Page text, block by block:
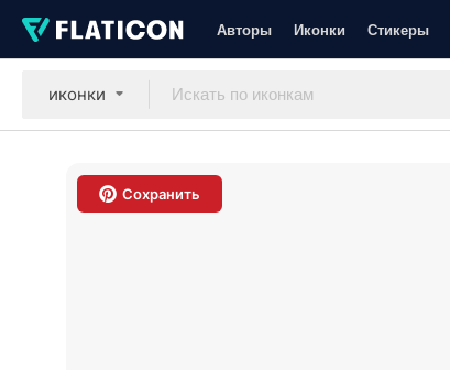
Авторы Иконки Стикеры
иконки
Сохранить